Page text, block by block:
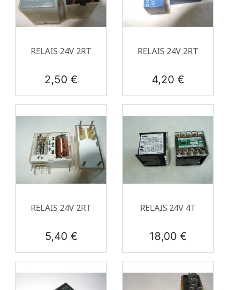
RELAIS 24V 2RT
Prix
2,50 €
RELAIS 24V 2RT
Prix
4,20 €
RELAIS 24V 2RT
Prix
5,40 €
RELAIS 24V 4T
Prix
18,00 €